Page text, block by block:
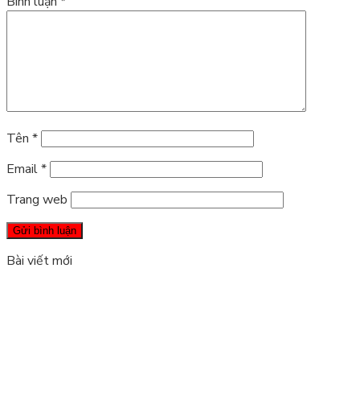
Tên *
Email*
Trang web
Bài viết mới